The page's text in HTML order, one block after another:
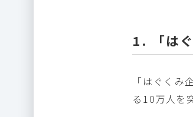
1. 「は
「はぐく
る10万人を